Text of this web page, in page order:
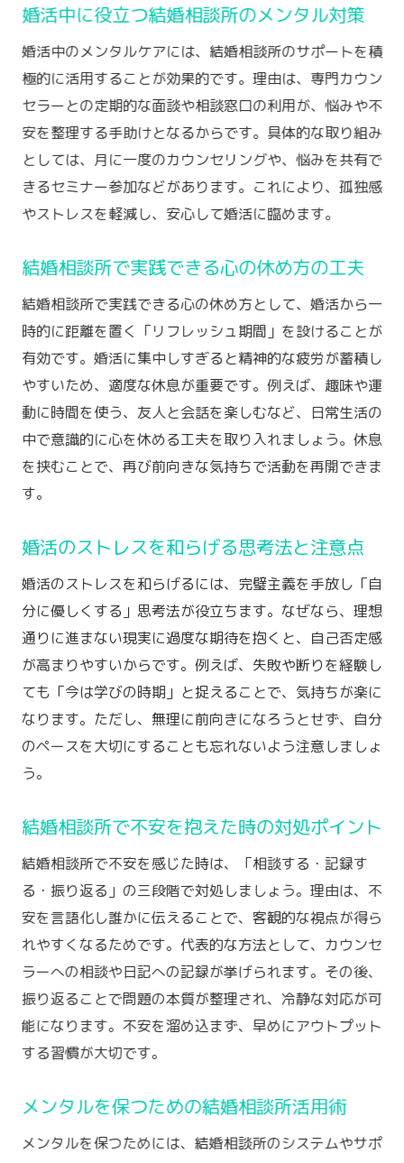
方
ストレスを減らす結婚相談所の活用ポイン
ト
婚活中に意識したいリフレッシュ方法
メンタルを守るための結婚相談所サポート
活用
ストレスをためない婚活の習慣作り
結婚相談所で焦りを感じた時の対処法
焦燥感に負けない結婚相談所のサポート活
用
結婚相談所で心を落ち着ける思考のポイン
ト
焦りから解放される婚活メンタルケア術
結婚相談所で前向きさを取り戻す方法
婚活の失敗から学ぶメンタルの立て直し方
結婚相談所で気持ちを切り替えるコツ
落ち込みやすい時期に役立つ婚活サポート
結婚相談所で前向きに再スタートする秘訣
気持ちを前向きに戻す婚活メンタルケア
自己肯定感を高める結婚相談所の活用法
結婚相談所で自己肯定感を養う方法
ポジティブな気持ちを育む婚活の工夫
結婚相談所で自己評価を高めるポイント
自己肯定感アップにつながる婚活メンタル
法
不安な気持ちに寄り添う婚活サポート法
結婚相談所が提供する心のサポート活用法
婚活の不安を軽減する相談方法と工夫
不安に寄り添う結婚相談所のカウンセリン
結婚相談所で安心感を得るための相談ポイ
婚活中に役立つ結婚相談所のメンタル対策
婚活中のメンタルケアには、結婚相談所のサポートを積
極的に活用することが効果的です。理由は、専門カウン
セラーとの定期的な面談や相談窓口の利用が、悩みや不
安を整理する手助けとなるからです。具体的な取り組み
としては、月に一度のカウンセリングや、悩みを共有で
きるセミナー参加などがあります。これにより、孤独感
やストレスを軽減し、安心して婚活に臨めます。
結婚相談所で実践できる心の休め方の工夫
結婚相談所で実践できる心の休め方として、婚活から一
時的に距離を置く「リフレッシュ期間」を設けることが
有効です。婚活に集中しすぎると精神的な疲労が蓄積し
やすいため、適度な休息が重要です。例えば、趣味や運
動に時間を使う、友人と会話を楽しむなど、日常生活の
中で意識的に心を休める工夫を取り入れましょう。休息
を挟むことで、再び前向きな気持ちで活動を再開できま
す。
婚活のストレスを和らげる思考法と注意点
婚活のストレスを和らげるには、完璧主義を手放し「自
分に優しくする」思考法が役立ちます。なぜなら、理想
通りに進まない現実に過度な期待を抱くと、自己否定感
が高まりやすいからです。例えば、失敗や断りを経験し
ても「今は学びの時期」と捉えることで、気持ちが楽に
なります。ただし、無理に前向きになろうとせず、自分
のペースを大切にすることも忘れないよう注意しましょ
う。
結婚相談所で不安を抱えた時の対処ポイント
結婚相談所で不安を感じた時は、「相談する・記録す
る・振り返る」の三段階で対処しましょう。理由は、不
安を言語化し誰かに伝えることで、客観的な視点が得ら
れやすくなるためです。代表的な方法として、カウンセ
ラーへの相談や日記への記録が挙げられます。その後、
振り返ることで問題の本質が整理され、冷静な対応が可
能になります。不安を溜め込まず、早めにアウトプット
する習慣が大切です。
メンタルを保つための結婚相談所活用術
メンタルを保つためには、結婚相談所のシステムやサポ